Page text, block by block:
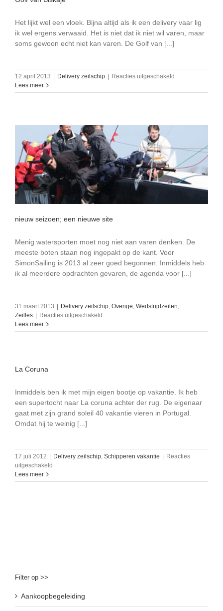
Het lijkt wel een vloek. Bijna altijd als ik een delivery vaar lig
ik wel ergens verwaaid. Het is niet dat ik niet wil varen, maar
soms gewoon echt niet kan varen. De Golf van [...]
12 april 2013 Delivery zeilschip Reacties uitgeschakeld
van
Lees meer
nieuw seizoen; een nieuwe site
Menig watersporten moet nog niet aan varen denken. De
meeste boten staan nog ingepakt op de kant. Voor
SimonSailing is 2013 al zeer goed begonnen. Inmiddels heb
ik al meerdere opdrachten gevaren, de agenda voor [...]
31 maart 2013 | Delivery zeilschip Overige Wedstrijdzeilen
Zeilles | Reacties uitgeschakeld
seizoen;
Lees meer
La Coruna
Inmiddels ben ik met mijn eigen bootje op vakantie. Ik heb
een supertocht naar La coruna achter der rug. De eigenaar
gaat met zijn grand soleil 40 vakantie vieren in Portugal.
Omdat hij te weinig [...]
17 juli 2012 | Delivery zeilschip Schipperen vakantie | Reacties
uitgeschakeld
Coruna
Lees meer
Filter op >>
Aankoopbegeleiding